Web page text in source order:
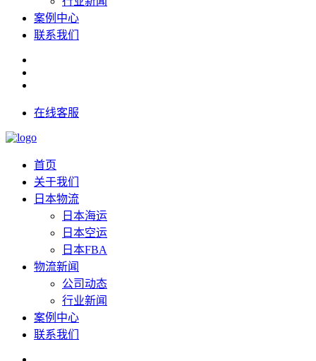
案例中心
联系我们
在线客服
首页
关于我们
日本物流
日本海运
日本空运
日本FBA
物流新闻
公司动态
行业新闻
案例中心
联系我们